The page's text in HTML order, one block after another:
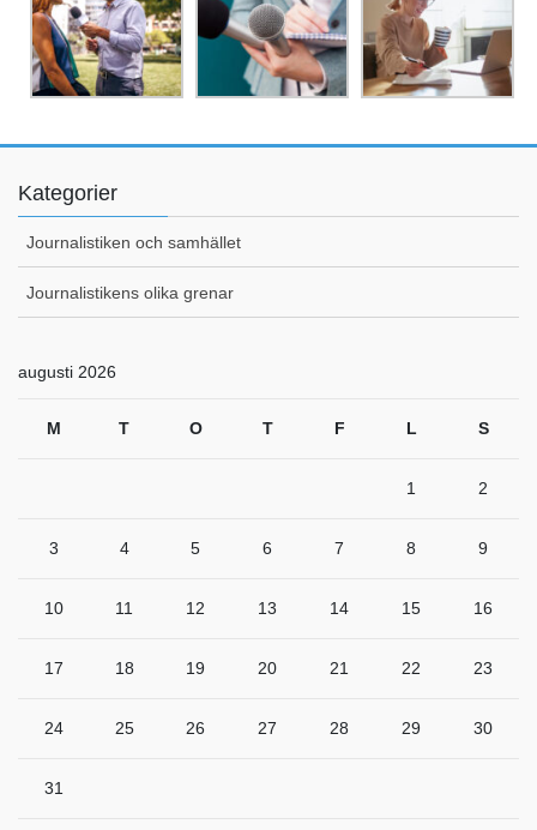
Kategorier
Journalistiken och samhället
Journalistikens olika grenar
augusti 2026
M T O T F L S
1 2
3 4 5 6 7 8 9
10 11 12 13 14 15 16
17 18 19 20 21 22 23
24 25 26 27 28 29 30
31